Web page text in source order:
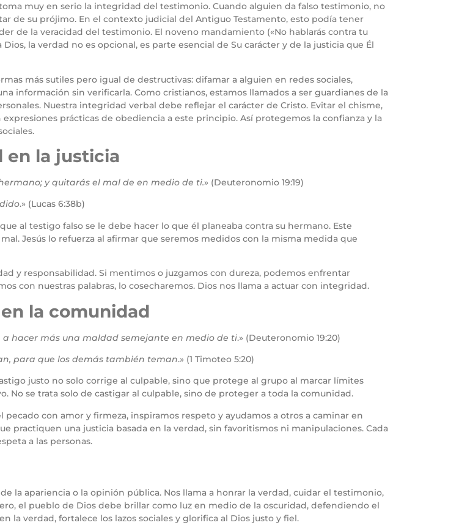
muy en serio la integridad del testimonio. Cuando alguien da falso testimonio, no
de su prójimo. En el contexto judicial del Antiguo Testamento, esto podía tener
de la veracidad del testimonio. El noveno mandamiento («No hablarás contra tu
la verdad no es opcional, es parte esencial de Su carácter y de la justicia que Él
más sutiles pero igual de destructivas: difamar a alguien en redes sociales,
información sin verificarla. Como cristianos, estamos llamados a ser guardianes de la
Nuestra integridad verbal debe reflejar el carácter de Cristo. Evitar el chisme,
prácticas de obediencia a este principio. Así protegemos la confianza y la
en la justicia
y quitarás el mal de en medio de ti.» (Deuteronomio 19:19)
.» (Lucas 6:38b)
al testigo falso se le debe hacer lo que él planeaba contra su hermano. Este
Jesús lo refuerza al afirmar que seremos medidos con la misma medida que
y responsabilidad. Si mentimos o juzgamos con dureza, podemos enfrentar
con nuestras palabras, lo cosecharemos. Dios nos llama a actuar con integridad.
la comunidad
a hacer más una maldad semejante en medio de ti.» (Deuteronomio 19:20)
para que los demás también teman.» (1 Timoteo 5:20)
justo no solo corrige al culpable, sino que protege al grupo al marcar límites
se trata solo de castigar al culpable, sino de proteger a toda la comunidad.
con amor y firmeza, inspiramos respeto y ayudamos a otros a caminar en
practiquen una justicia basada en la verdad, sin favoritismos ni manipulaciones. Cada
a las personas.
la apariencia o la opinión pública. Nos llama a honrar la verdad, cuidar el testimonio,
el pueblo de Dios debe brillar como luz en medio de la oscuridad, defendiendo el
la verdad, fortalece los lazos sociales y glorifica al Dios justo y fiel.